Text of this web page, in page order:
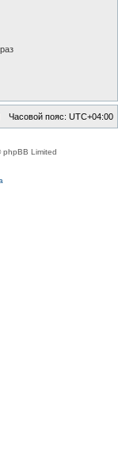
Часовой пояс: UTC+04:00
Limited